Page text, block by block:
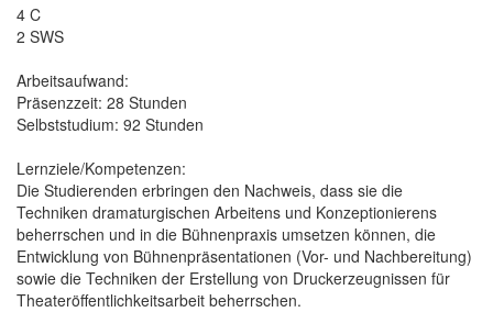
4 C
2 SWS
Arbeitsaufwand:
Präsenzzeit: 28 Stunden
Selbststudium: 92 Stunden
Lernziele/Kompetenzen:
Die Studierenden erbringen den Nachweis, dass sie die
Techniken dramaturgischen Arbeitens und Konzeptionierens
beherrschen und in die Bühnenpraxis umsetzen können, die
Entwicklung von Bühnenpräsentationen (Vor- und Nachbereitung)
sowie die Techniken der Erstellung von Druckerzeugnissen für
Theateröffentlichkeitsarbeit beherrschen.